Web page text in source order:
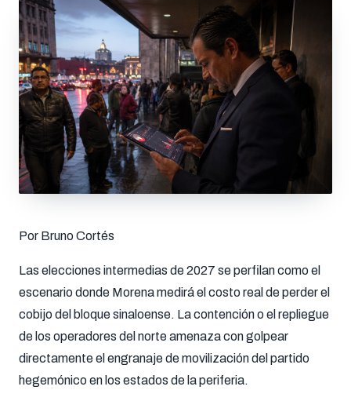
Por Bruno Cortés
Las elecciones intermedias de 2027 se perfilan como el
escenario donde Morena medirá el costo real de perder el
cobijo del bloque sinaloense. La contención o el repliegue
de los operadores del norte amenaza con golpear
directamente el engranaje de movilización del partido
hegemónico en los estados de la periferia.